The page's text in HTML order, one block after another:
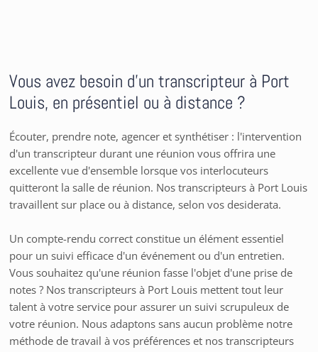
Vous avez besoin d’un transcripteur à Port
Louis, en présentiel ou à distance ?
Écouter, prendre note, agencer et synthétiser : l'intervention
d'un transcripteur durant une réunion vous offrira une
excellente vue d'ensemble lorsque vos interlocuteurs
quitteront la salle de réunion. Nos transcripteurs à Port Louis
travaillent sur place ou à distance, selon vos desiderata.
Un compte-rendu correct constitue un élément essentiel
pour un suivi efficace d'un événement ou d'un entretien.
Vous souhaitez qu'une réunion fasse l'objet d'une prise de
notes ? Nos transcripteurs à Port Louis mettent tout leur
talent à votre service pour assurer un suivi scrupuleux de
votre réunion. Nous adaptons sans aucun problème notre
méthode de travail à vos préférences et nos transcripteurs